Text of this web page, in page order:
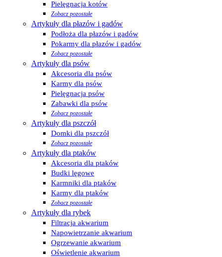
Pielęgnacja kotów
Zobacz pozostałe
Artykuły dla płazów i gadów
Podłoża dla płazów i gadów
Pokarmy dla płazów i gadów
Zobacz pozostałe
Artykuły dla psów
Akcesoria dla psów
Karmy dla psów
Pielęgnacja psów
Zabawki dla psów
Zobacz pozostałe
Artykuły dla pszczół
Domki dla pszczół
Zobacz pozostałe
Artykuły dla ptaków
Akcesoria dla ptaków
Budki lęgowe
Karmniki dla ptaków
Karmy dla ptaków
Zobacz pozostałe
Artykuły dla rybek
Filtracja akwarium
Napowietrzanie akwarium
Ogrzewanie akwarium
Oświetlenie akwarium